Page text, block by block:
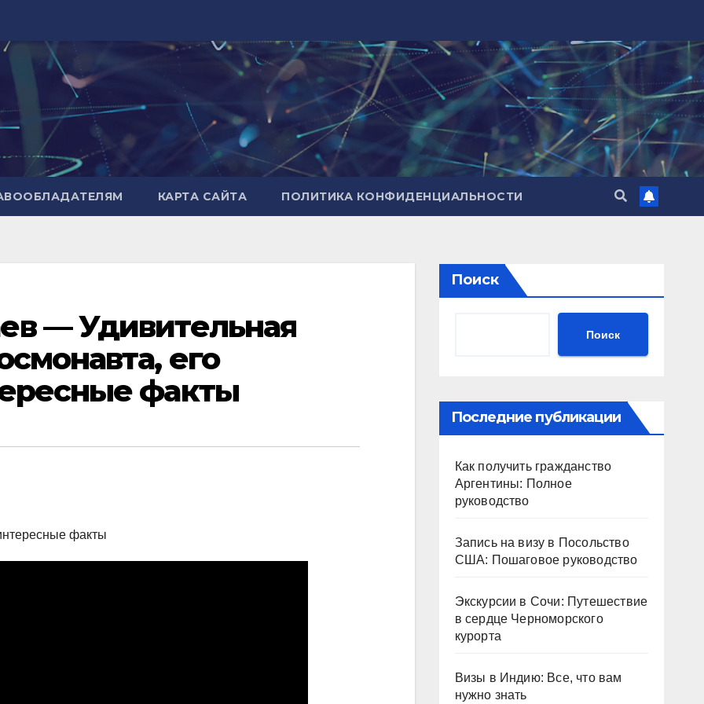
КАРТА САЙТА ПОЛИТИКА КОНФИДЕНЦИАЛЬНОСТИ
— Удивительная
его
факты
Поиск
Поиск
Последние публикации
Как получить гражданство
Аргентины: Полное
руководство
Запись на визу в Посольство
США: Пошаговое руководство
Экскурсии в Сочи: Путешествие
в сердце Черноморского
курорта
Визы в Индию: Все, что вам
нужно знать